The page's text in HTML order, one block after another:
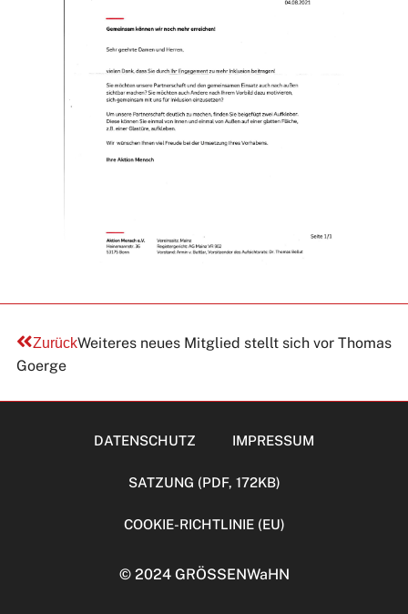
ZurückWeiteres neues Mitglied stellt sich vor Thomas
Goerge
DATENSCHUTZ IMPRESSUM
SATZUNG (PDF, 172KB)
COOKIE-RICHTLINIE (EU)
© 2024 GRÖSSENWaHN